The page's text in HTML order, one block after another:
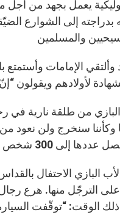
يعمل بجهد من
إلى الشوارع
وألتقي الإمامات
من طلقة نارية في
سنخرج ولن نعود
2007، وبعد أن أنهى الأب
على الترجّل منها. هرع
ذلك الوقت: “توقّفت